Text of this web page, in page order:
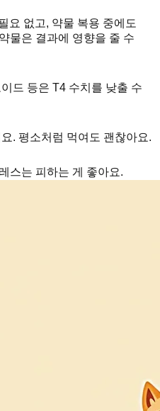
요 없고, 약물 복용 중에도
물은 결과에 영향을 줄 수
드 등은 T4 수치를 낮출 수
. 평소처럼 먹여도 괜찮아요.
스는 피하는 게 좋아요.